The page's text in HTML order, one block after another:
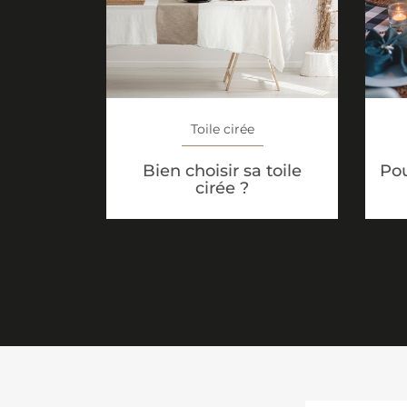
Toile cirée
Bien choisir sa toile
cirée ?